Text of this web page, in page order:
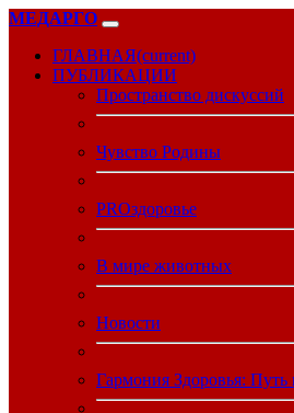
МЕДАРГО
ГЛАВНАЯ(current)
ПУБЛИКАЦИИ
Пространство дискуссий
Чувство Родины
PROздоровье
В мире животных
Новости
Гармония Здоровья: